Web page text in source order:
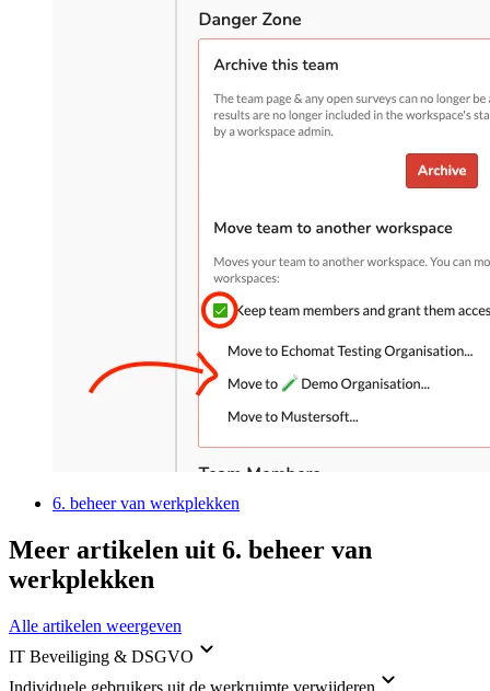
6. beheer van werkplekken
Meer artikelen uit 6. beheer van
werkplekken
Alle artikelen weergeven
IT Beveiliging & DSGVO